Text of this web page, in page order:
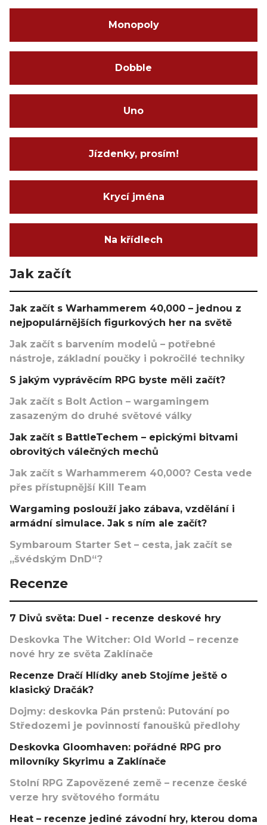
Monopoly
Dobble
Uno
Jízdenky, prosím!
Krycí jména
Na křídlech
Jak začít
Jak začít s Warhammerem 40,000 – jednou z
nejpopulárnějších figurkových her na světě
Jak začít s barvením modelů – potřebné
nástroje, základní poučky i pokročilé techniky
S jakým vyprávěcím RPG byste měli začít?
Jak začít s Bolt Action – wargamingem
zasazeným do druhé světové války
Jak začít s BattleTechem – epickými bitvami
obrovitých válečných mechů
Jak začít s Warhammerem 40,000? Cesta vede
přes přístupnější Kill Team
Wargaming poslouží jako zábava, vzdělání i
armádní simulace. Jak s ním ale začít?
Symbaroum Starter Set – cesta, jak začít se
„švédským DnD“?
Recenze
7 Divů světa: Duel - recenze deskové hry
Deskovka The Witcher: Old World – recenze
nové hry ze světa Zaklínače
Recenze Dračí Hlídky aneb Stojíme ještě o
klasický Dračák?
Dojmy: deskovka Pán prstenů: Putování po
Středozemi je povinností fanoušků předlohy
Deskovka Gloomhaven: pořádné RPG pro
milovníky Skyrimu a Zaklínače
Stolní RPG Zapovězené země – recenze české
verze hry světového formátu
Heat – recenze jediné závodní hry, kterou doma